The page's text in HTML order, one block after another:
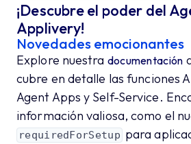
¡Descubre el poder del
Applivery!
Novedades emocionantes
Explore nuestra documentación
cubre en detalle las funciones
Agent Apps y Self-Service.
información valiosa, como el
requiredForSetup para